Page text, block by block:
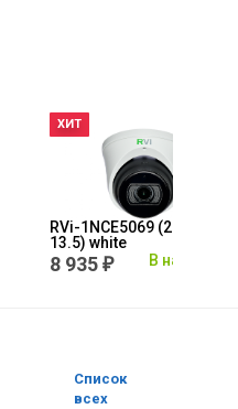
RVi-1NCE5069 (2.7-
13.5) white
8 935 ₽ В наличии
Список
всех